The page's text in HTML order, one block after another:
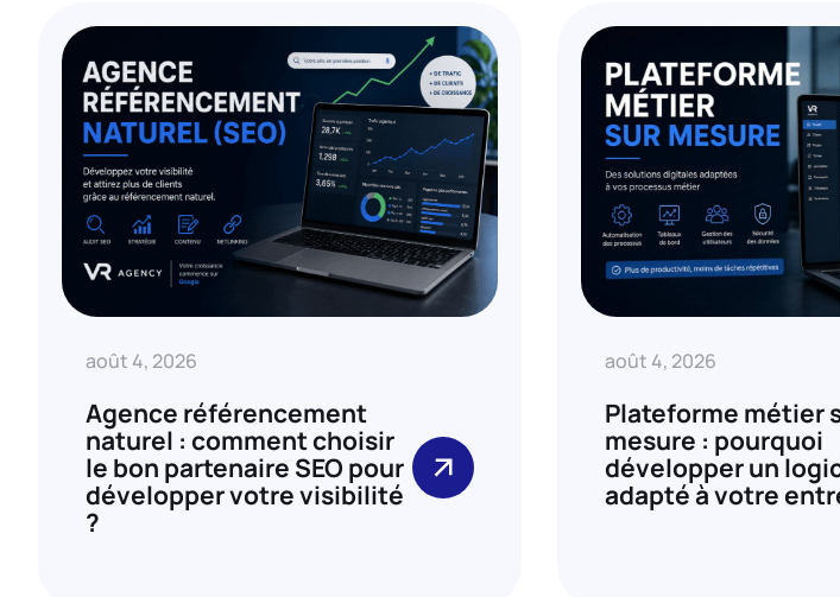
août 4, 2026
Agence référencement
naturel : comment choisir
le bon partenaire SEO pour
développer votre visibilité
?
août 4, 2026
Plateforme métier
mesure : pourquoi
développer un
adapté à votre